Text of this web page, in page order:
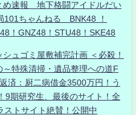
速報 地下格闘アイドルだい
ちゃんねる BNK48 ！
！GNZ48！STU48！SKE48
ュゴミ屋敷補完計画 ＜必殺！
特殊清掃・遺品整理への道F
済：厨二病借金3500万円！う
9期研究生、最後のサイト！全
ストサイト絶賛！公開中